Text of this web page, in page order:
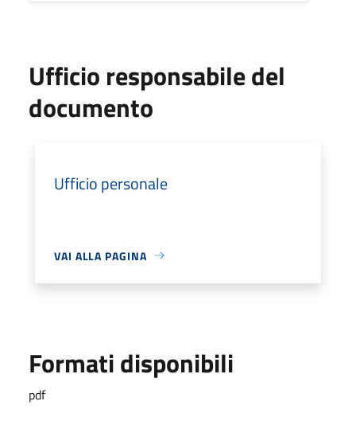
Ufficio responsabile del
documento
Ufficio personale
VAI ALLA PAGINA
Formati disponibili
pdf